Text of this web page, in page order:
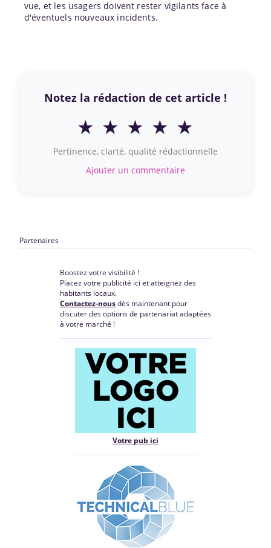
vue, et les usagers doivent rester vigilants face à
d'éventuels nouveaux incidents.
Notez la rédaction de cet article !
★ ★ ★ ★ ★
Pertinence, clarté, qualité rédactionnelle
Ajouter un commentaire
Partenaires
Boostez votre visibilité !
Placez votre publicité ici et atteignez des
habitants locaux.
Contactez-nousdès maintenant pour
discuter des options de partenariat adaptées
à votre marché !
Votre pub ici